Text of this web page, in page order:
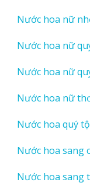
Nước hoa nữ
Nước hoa nữ
Nước hoa nữ
Nước hoa nữ
Nước hoa quý
Nước hoa sang
Nước hoa sang